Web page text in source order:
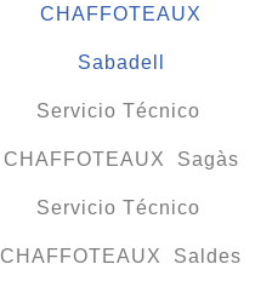
CHAFFOTEAUX
Sabadell
Servicio Técnico
CHAFFOTEAUX Sagàs
Servicio Técnico
CHAFFOTEAUX Saldes